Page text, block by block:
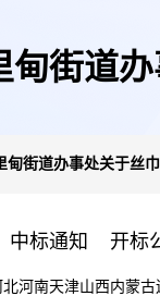
甸街道
甸街道办事处关于丝
中标通知 开标
北河南天津山西内蒙古